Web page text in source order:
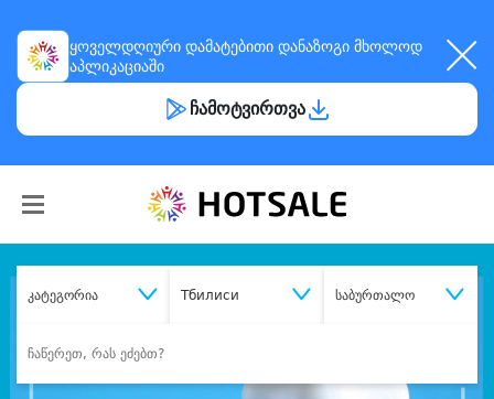
ყოველდღიური დამატებითი დანაზოგი მხოლოდ
აპლიკაციაში
ჩამოტვირთვა
კატეგორია Тбилиси საბურთალო